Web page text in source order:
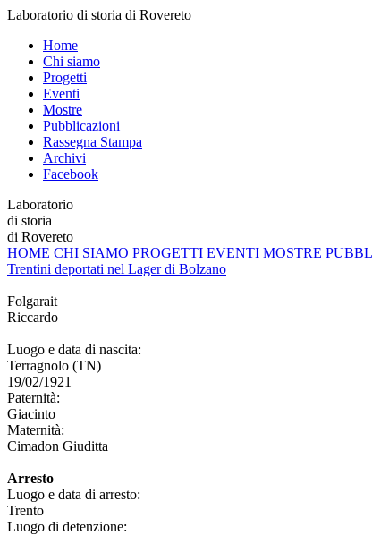
Laboratorio di storia di Rovereto
Home
Chi siamo
Progetti
Eventi
Mostre
Pubblicazioni
Rassegna Stampa
Archivi
Facebook
Laboratorio
di storia
di Rovereto
HOME CHI SIAMO PROGETTI EVENTI MOSTRE
Trentini deportati nel Lager di Bolzano
Folgarait
Riccardo
Luogo e data di nascita:
Terragnolo (TN)
19/02/1921
Paternità:
Giacinto
Maternità:
Cimadon Giuditta
Arresto
Luogo e data di arresto:
Trento
Luogo di detenzione: